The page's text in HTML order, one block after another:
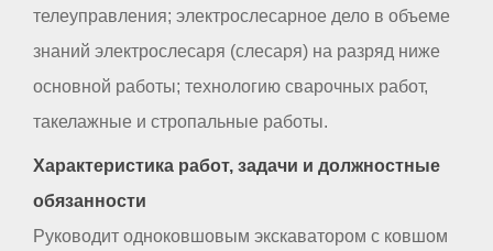
телеуправления; электрослесарное дело в объеме
знаний электрослесаря (слесаря) на разряд ниже
основной работы; технологию сварочных работ,
такелажные и стропальные работы.
Характеристика работ, задачи и должностные
обязанности
Руководит одноковшовым экскаватором с ковшом